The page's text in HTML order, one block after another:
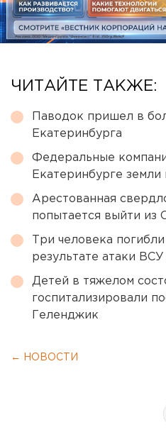
ЧИТАЙТЕ ТАКЖЕ:
Паводок пришел в
Екатеринбурга
Федеральные
Екатеринбурге
Арестованная
попытается выйти из
Три человека
результате атаки
Детей в тяжелом
госпитализировали
Геленджик
← НОВОСТИ